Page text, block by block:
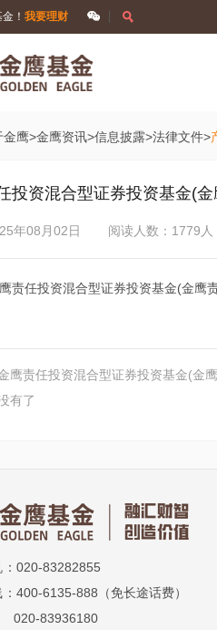
！ 我要理财
金鹰>金鹰资讯>信息披露>法律文件>
投资混合型证券投资基金(
年08月02日 阅读人数：1779人
责任投资混合型证券投资基金(金鹰
鹰责任投资混合型证券投资基金(金
有了
：020-83282855
：400-6135-888（免长途话费）